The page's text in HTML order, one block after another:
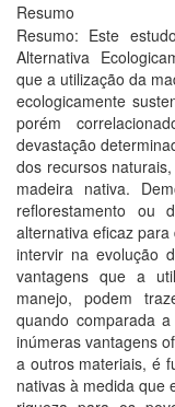
Resumo
Resumo: Este
Alternativa
que a utilização da
ecologicamente
porém
devastação
dos recursos
madeira nativa.
reflorestamento ou
alternativa eficaz
intervir na evolução
vantagens que a
manejo, podem
quando comparada
inúmeras vantagens
a outros materiais, é
nativas à medida que